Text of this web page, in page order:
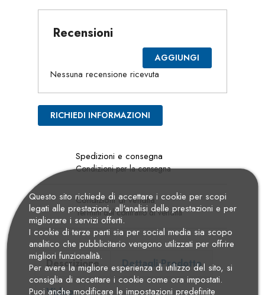
Recensioni
AGGIUNGI
Nessuna recensione ricevuta
RICHIEDI INFORMAZIONI
Spedizioni e consegna
Condizioni per la consegna
Condizioni di vendita
Termini del contratto di vendita
Descrizione Dettagli Prodotto
Video
Questo sito richiede di accettare i cookie per scopi
legati alle prestazioni, all'analisi delle prestazioni e per
migliorare i servizi offerti.
I cookie di terze parti sia per social media sia scopo
analitico che pubblicitario vengono utilizzati per offrire
migliori funzionalità.
Per avere la migliore esperienza di utilizzo del sito, si
consiglia di accettare i cookie come ora impostati.
Puoi anche modificare le impostazioni predefinite